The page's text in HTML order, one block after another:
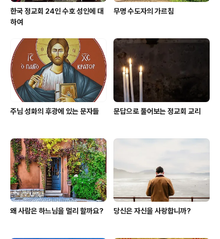
한국 정교회 24인 수호 성인에 대
하여
무명 수도자의 가르침
주님 성화의 후광에 있는 문자들 문답으로 풀어보는 정교회 교리
왜 사람은 하느님을 멀리 할까요? 당신은 자신을 사랑합니까?